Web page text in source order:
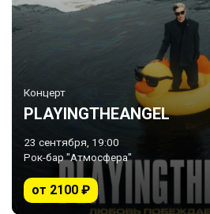
Концерт
PLAYINGTHEANGEL
23 сентября, 19:00
Рок-бар "Атмосфера"
от 2100 ₽